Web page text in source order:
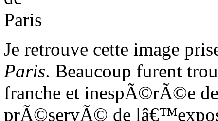
Je retrouve cette image
Paris. Beaucoup furent
franche et inespÃ©rÃ©e
prÃ©servÃ© de